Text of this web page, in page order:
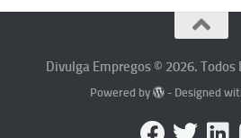
Divulga Empregos © 2026.
Powered by - Designed